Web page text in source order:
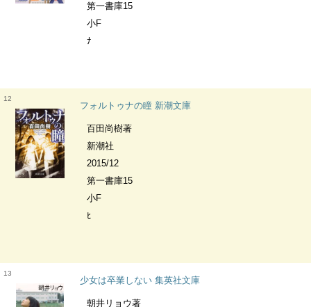
第一書庫15
小F
ﾅ
12
フォルトゥナの瞳 新潮文庫
百田尚樹著
新潮社
2015/12
第一書庫15
小F
ﾋ
13
少女は卒業しない 集英社文庫
朝井リョウ著